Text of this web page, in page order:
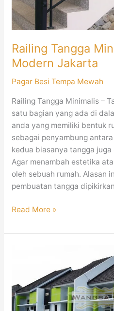
Railing Tangga
Modern Jakarta
Pagar Besi Tempa Mewah
Railing Tangga Minimalis –
satu bagian yang ada di
anda yang memiliki bentuk
sebagai penyambung
kedua biasanya tangga
Agar menambah estetika
oleh sebuah rumah. Alasan
pembuatan tangga dipikirkan
Read More »
besi
Minimalis